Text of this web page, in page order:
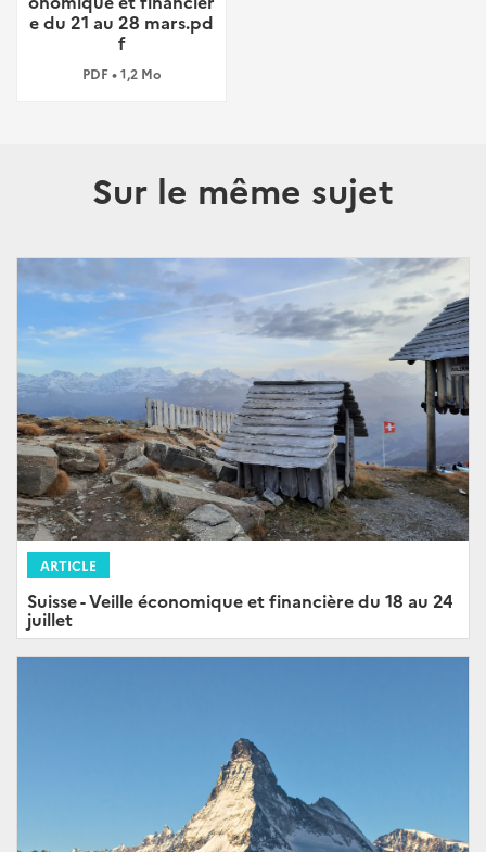
e du 21 au 28 mars.pd
f
PDF • 1,2 Mo
Sur le même sujet
ARTICLE
Suisse - Veille économique et financière du 18 au 24
juillet